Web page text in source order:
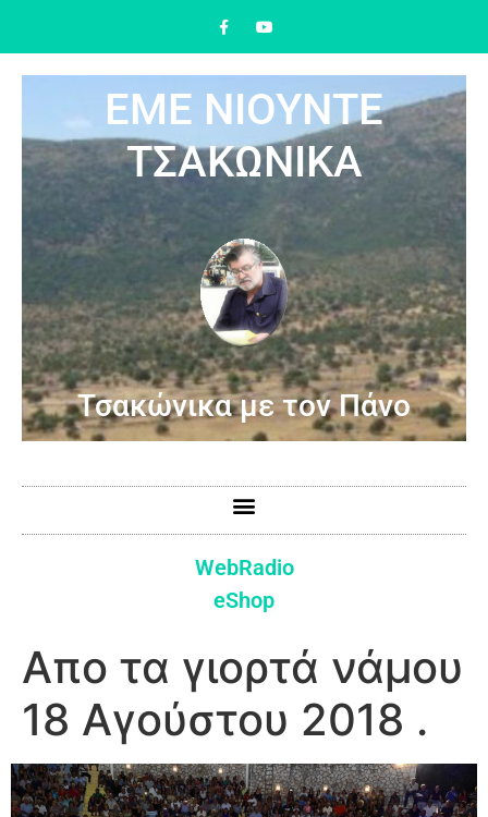
ΕΜΕ ΝΙΟΥΝΤΕ
ΤΣΑΚΩΝΙΚΑ
Τσακώνικα με τον Πάνο
WebRadio
eShop
Απο τα γιορτά νάμου
18 Αγούστου 2018 .